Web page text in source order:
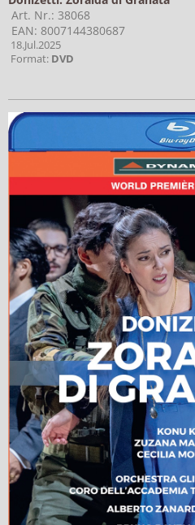
Art. Nr.: 38068
EAN: 8007144380687
18.Jul.2025
Format: DVD